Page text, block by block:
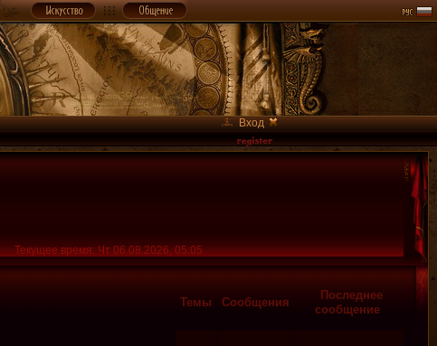
Вход
Текущее время: Чт 06.08.2026, 05:05
Темы Сообщения
Последнее
сообщение